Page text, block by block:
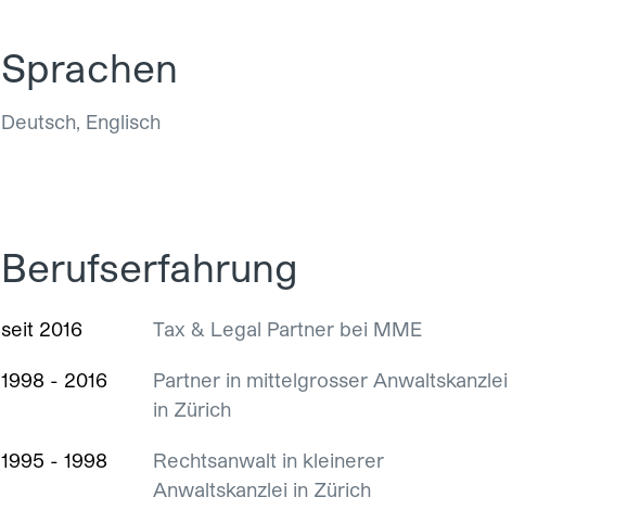
Sprachen
Deutsch, Englisch
Berufserfahrung
seit 2016 Tax & Legal Partner bei MME
1998 - 2016
Partner in mittelgrosser Anwaltskanzlei
in Zürich
1995 - 1998
Rechtsanwalt in kleinerer
Anwaltskanzlei in Zürich